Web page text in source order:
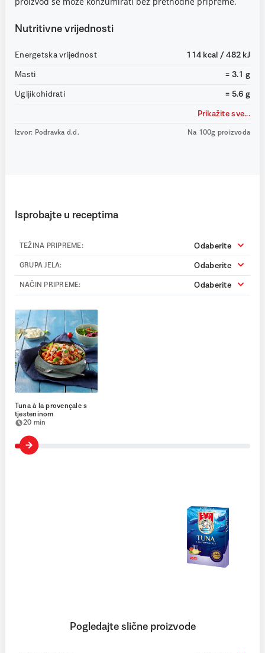
Nutritivne vrijednosti
Energetska vrijednost 114 kcal / 482 kJ
Masti = 3.1 g
Ugljikohidrati = 5.6 g
Prikažite sve...
Izvor: Podravka d.d. Na 100g proizvoda
Isprobajte u receptima
TEŽINA PRIPREME: Odaberite
GRUPA JELA: Odaberite
NAČIN PRIPREME: Odaberite
Tuna à la provençale s
tjesteninom
20 min
Pogledajte slične proizvode